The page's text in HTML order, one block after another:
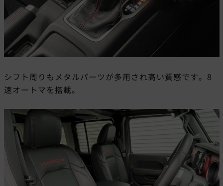
シフト周りもメタルパーツが多用され高い質感です。8
速オートマを搭載。